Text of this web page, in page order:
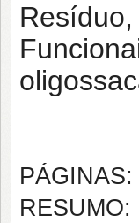
PÁGINAS:
RESUMO: